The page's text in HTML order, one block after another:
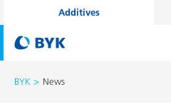
Additives
BYK News